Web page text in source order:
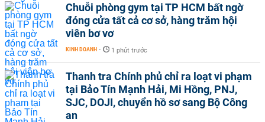
Chuỗi phòng gym tại TP HCM bất ngờ
đóng cửa tất cả cơ sở, hàng trăm hội
viên bơ vơ
KINH DOANH - 1 phút trước
Thanh tra Chính phủ chỉ ra loạt vi phạm
tại Bảo Tín Mạnh Hải, Mi Hồng, PNJ,
SJC, DOJI, chuyển hồ sơ sang Bộ Công
an